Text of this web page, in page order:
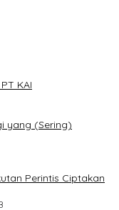
KAI
yang (Sering)
Perintis Ciptakan